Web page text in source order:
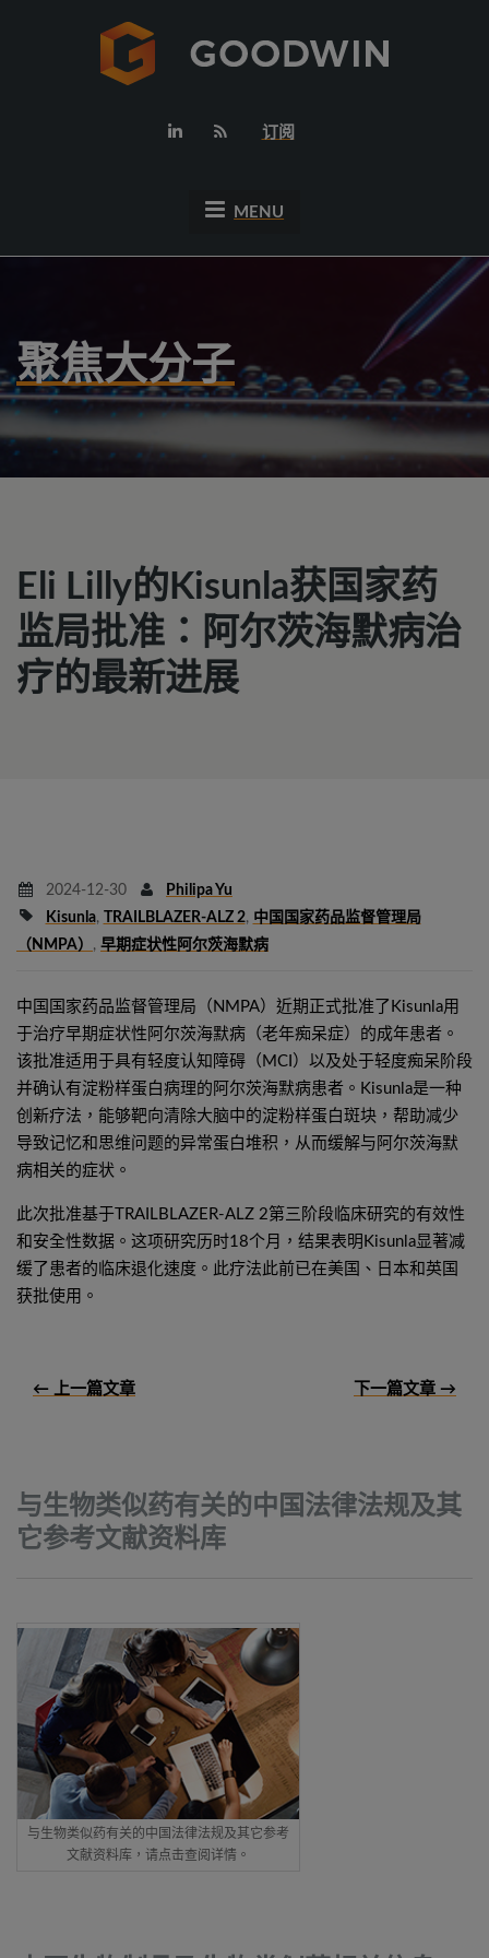
订阅
MENU
聚焦大分子
Eli Lilly的Kisunla获国家药
监局批准：阿尔茨海默病治
疗的最新进展
2024-12-30
Philipa Yu
Kisunla, TRAILBLAZER-ALZ 2, 中国国家药品监督管理局
（NMPA） , 早期症状性阿尔茨海默病
中国国家药品监督管理局（NMPA）近期正式批准了Kisunla用
于治疗早期症状性阿尔茨海默病（老年痴呆症）的成年患者。
该批准适用于具有轻度认知障碍（MCI）以及处于轻度痴呆阶段
并确认有淀粉样蛋白病理的阿尔茨海默病患者。Kisunla是一种
创新疗法，能够靶向清除大脑中的淀粉样蛋白斑块，帮助减少
导致记忆和思维问题的异常蛋白堆积，从而缓解与阿尔茨海默
病相关的症状。
此次批准基于TRAILBLAZER-ALZ 2第三阶段临床研究的有效性
和安全性数据。这项研究历时18个月，结果表明Kisunla显著减
缓了患者的临床退化速度。此疗法此前已在美国、日本和英国
获批使用。
← 上一篇文章 下一篇文章 →
与生物类似药有关的中国法律法规及其
它参考文献资料库
与生物类似药有关的中国法律法规及其它参考
文献资料库，请点击查阅详情。